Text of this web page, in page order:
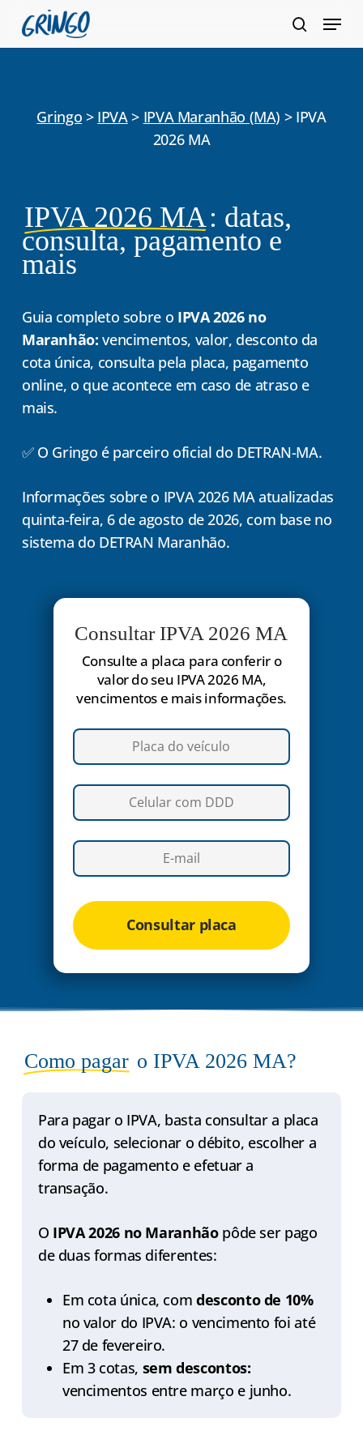
Pular
para
Menu
Gringo > IPVA> IPVA Maranhão (MA) > IPVA
2026 MA
IPVA 2026 MA: datas,
consulta, pagamento e
mais
Guia completo sobre o IPVA 2026 no
Maranhão:vencimentos, valor, desconto da
cota única, consulta pela placa, pagamento
online, o que acontece em caso de atraso e
mais.
✅ O Gringo é parceiro oficial do DETRAN-MA.
Informações sobre o IPVA 2026 MA atualizadas
quinta-feira, 6 de agosto de 2026, com base no
sistema do DETRAN Maranhão.
Consultar IPVA 2026 MA
Consulte a placa para conferir o
valor do seu IPVA 2026 MA,
vencimentos e mais informações.
Consultar placa
Como pagar o IPVA 2026 MA?
Para pagar o IPVA, basta consultar a placa
do veículo, selecionar o débito, escolher a
forma de pagamento e efetuar a
transação.
O IPVA 2026 no Maranhão pôde ser pago
de duas formas diferentes:
Em cota única, comdesconto de 10%
no valor do IPVA: o vencimento foi até
27 de fevereiro.
Em 3 cotas, sem descontos:
vencimentos entre março e junho.